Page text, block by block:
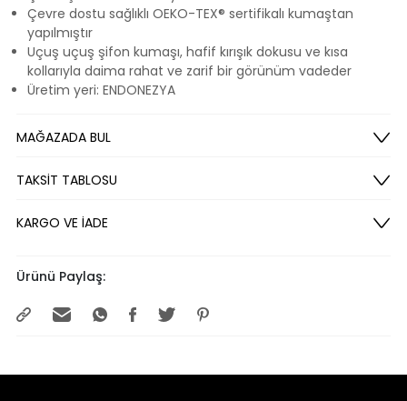
Çevre dostu sağlıklı OEKO-TEX® sertifikalı kumaştan
yapılmıştır
Uçuş uçuş şifon kumaşı, hafif kırışık dokusu ve kısa
kollarıyla daima rahat ve zarif bir görünüm vadeder
Üretim yeri: ENDONEZYA
MAĞAZADA BUL
TAKSİT TABLOSU
KARGO VE İADE
Ürünü Paylaş: